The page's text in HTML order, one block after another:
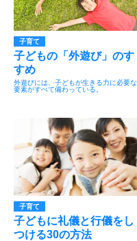
子育て
子どもの「外遊び」のす
すめ
外遊びには、子どもが生きる力に必要な
要素がすべて備わっている。
子育て
子どもに礼儀と行儀をし
つける30の方法